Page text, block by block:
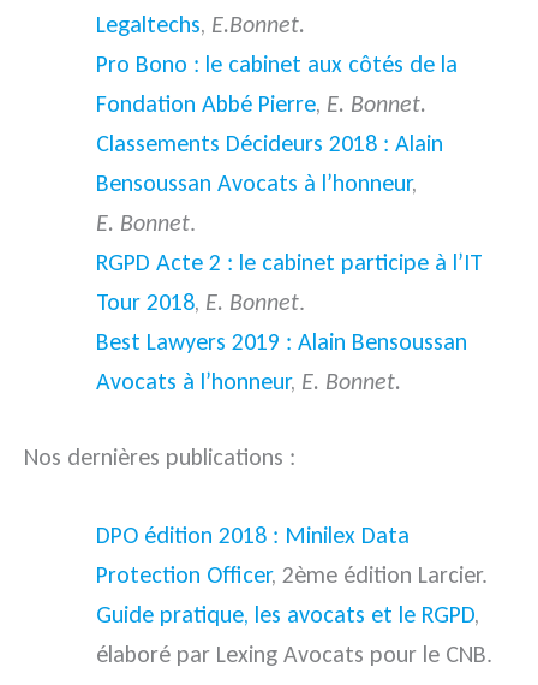
Legaltechs, E.Bonnet.
Pro Bono : le cabinet aux côtés de la
Fondation Abbé Pierre, E. Bonnet.
Classements Décideurs 2018 : Alain
Bensoussan Avocats à l’honneur,
E. Bonnet.
RGPD Acte 2 : le cabinet participe à l’IT
Tour 2018, E. Bonnet.
Best Lawyers 2019 : Alain Bensoussan
Avocats à l’honneur, E. Bonnet.
Nos dernières publications :
DPO édition 2018 : Minilex Data
Protection Officer, 2ème édition Larcier.
Guide pratique, les avocats et le RGPD,
élaboré par Lexing Avocats pour le CNB.